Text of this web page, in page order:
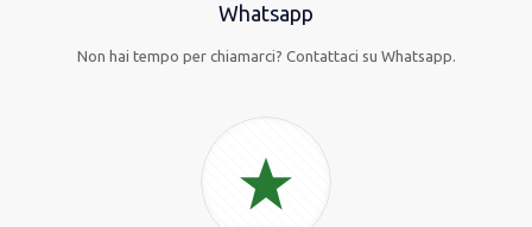
Whatsapp
Non hai tempo per chiamarci? Contattaci su Whatsapp.